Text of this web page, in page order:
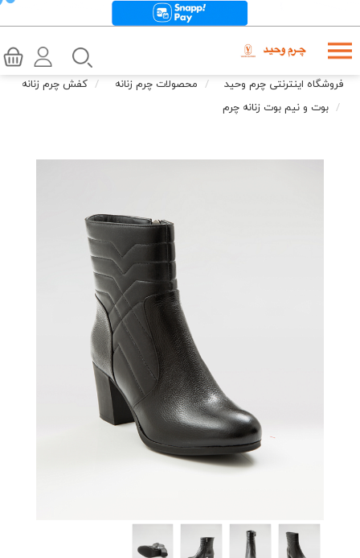
فروشگاه اینترنتی چرم وحید محصولات چرم زنانه
کفش چرم زنانه
بوت و نیم بوت زنانه چرم